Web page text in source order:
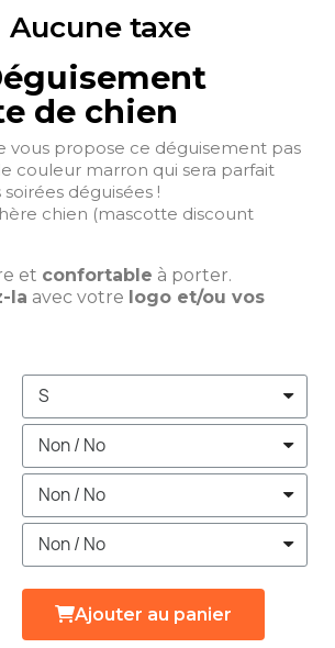
Aucune taxe
de chien
vous propose ce déguisement pas
couleur marron qui sera parfait
déguisées !
chien (mascotte discount
et confortable à porter.
la avec votre logo et/ou vos
Ajouter au panier